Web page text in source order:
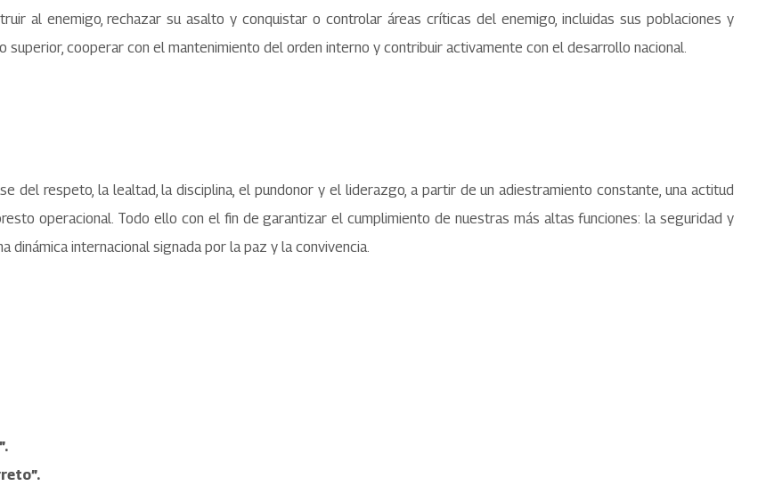
al enemigo, rechazar su asalto y conquistar o controlar áreas críticas del enemigo, incluidas sus poblaciones y
cooperar con el mantenimiento del orden interno y contribuir activamente con el desarrollo nacional.
del respeto, la lealtad, la disciplina, el pundonor y el liderazgo, a partir de un adiestramiento constante, una actitud
operacional. Todo ello con el fin de garantizar el cumplimiento de nuestras más altas funciones: la seguridad y
dinámica internacional signada por la paz y la convivencia.